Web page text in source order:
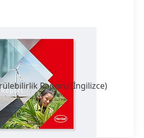
Raporu
Raporu (İngilizce)
ekle